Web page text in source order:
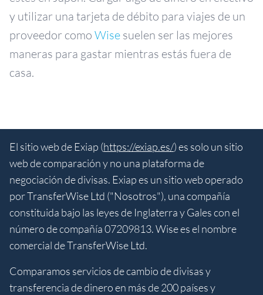
y utilizar una tarjeta de débito para viajes de un
proveedor como Wise suelen ser las mejores
maneras para gastar mientras estás fuera de
casa.
El sitio web de Exiap (https://exiap.es/) es solo un sitio
web de comparación y no una plataforma de
negociación de divisas. Exiap es un sitio web operado
por TransferWise Ltd ("Nosotros"), una compañía
constituida bajo las leyes de Inglaterra y Gales con el
número de compañía 07209813. Wise es el nombre
comercial de TransferWise Ltd.
Comparamos servicios de cambio de divisas y
transferencia de dinero en más de 200 países y